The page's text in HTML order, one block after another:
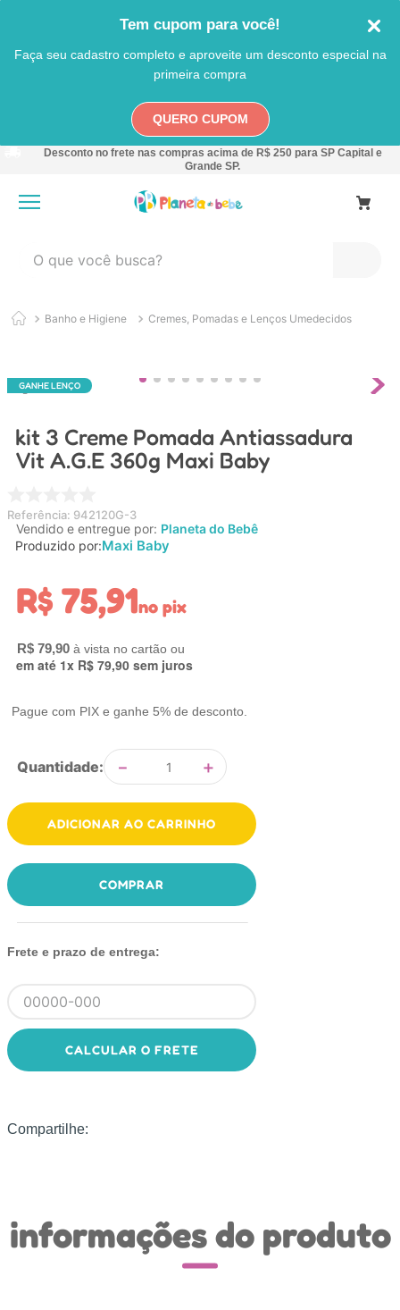
Tem cupom para você!
Faça seu cadastro completo e aproveite um desconto especial na
primeira compra
QUERO CUPOM
Desconto no frete nas compras acima de R$ 250 para SP Capital e
Grande SP.
Banho e Higiene Cremes, Pomadas e Lenços Umedecidos
GANHE LENÇO
kit 3 Creme Pomada Antiassadura
Vit A.G.E 360g Maxi Baby
Referência: 942120G-3
Vendido e entregue por: Planeta do Bebê
Produzido por:Maxi Baby
R$ 75,91no pix
R$ 79,90
em até 1x R$ 79,90 sem juros
Pague com PIX e ganhe 5% de desconto.
Quantidade ＋
－
ADICIONAR AO CARRINHO
COMPRAR
Frete e prazo de entrega:
CALCULAR O FRETE
Compartilhe:
informações do produto
1 º
carro
3º
pokemon
5
chupeta
7º
carrinho bebe
8º
mamadeira
10º brinquedo